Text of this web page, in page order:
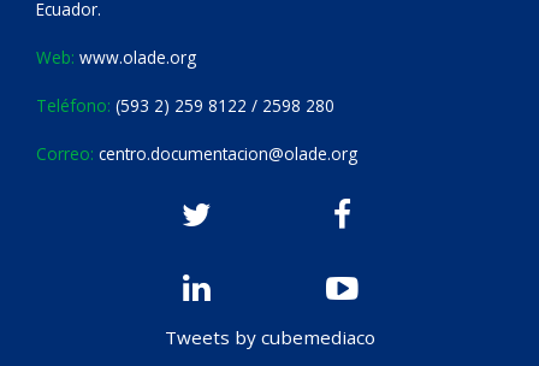
Ecuador.
Web: www.olade.org
Teléfono: (593 2) 259 8122 / 2598 280
Correo: centro.documentacion@olade.org
Tweets by cubemediaco